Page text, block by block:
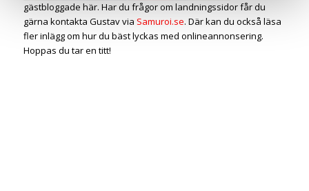
gästbloggade här. Har du frågor om landningssidor får du
gärna kontakta Gustav via Samuroi.se. Där kan du också läsa
fler inlägg om hur du bäst lyckas med onlineannonsering.
Hoppas du tar en titt!